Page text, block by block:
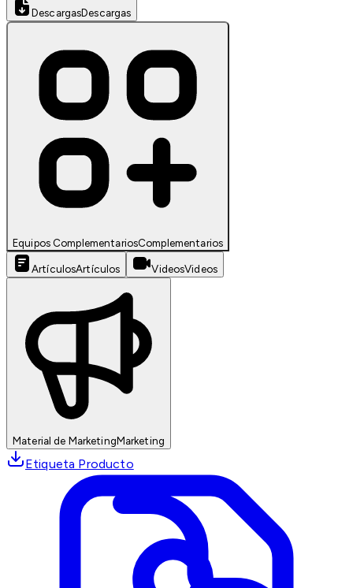
DescargasDescargas
Equipos ComplementariosComplementarios
ArtículosArtículos VideosVideos
Material de MarketingMarketing
Etiqueta Producto